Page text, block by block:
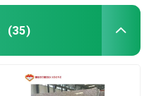
(35)